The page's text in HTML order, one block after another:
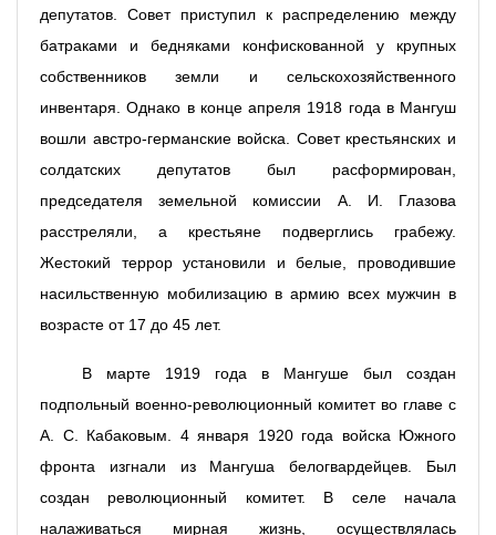
депутатов. Совет приступил к распределению между
батраками и бедняками конфискованной у крупных
собственников земли и сельскохозяйственного
инвентаря. Однако в конце апреля 1918 года в Мангуш
вошли австро-германские войска. Совет крестьянских и
солдатских депутатов был расформирован,
председателя земельной комиссии А. И. Глазова
расстреляли, а крестьяне подверглись грабежу.
Жестокий террор установили и белые, проводившие
насильственную мобилизацию в армию всех мужчин в
возрасте от 17 до 45 лет.
В марте 1919 года в Мангуше был создан
подпольный военно-революционный комитет во главе с
А. С. Кабаковым. 4 января 1920 года войска Южного
фронта изгнали из Мангуша белогвардейцев. Был
создан революционный комитет. В селе начала
налаживаться мирная жизнь, осуществлялась